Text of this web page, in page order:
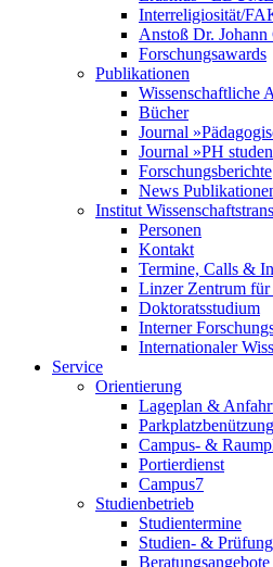
Interreligiosität/
Anstoß Dr. Johann
Forschungsawards
Publikationen
Wissenschaftliche
Bücher
Journal
Journal »PH
Forschungsberichte
News
Institut
Personen
Kontakt
Termine, Calls &
Linzer Zentrum
Doktoratsstudium
Interner
Internationaler
Service
Orientierung
Lageplan &
Parkplatzbenützung
Campus- &
Portierdienst
Campus7
Studienbetrieb
Studientermine
Studien- &